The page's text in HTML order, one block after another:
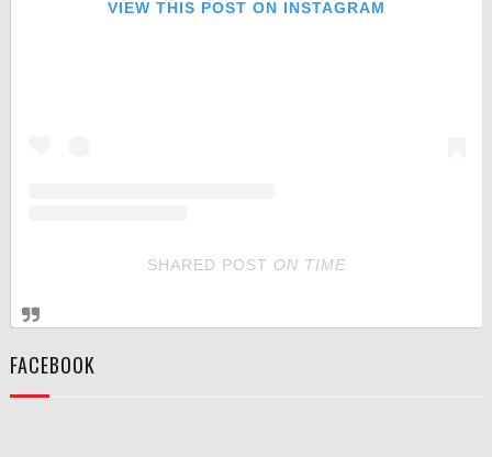
VIEW THIS POST ON INSTAGRAM
SHARED POST ON TIME
FACEBOOK